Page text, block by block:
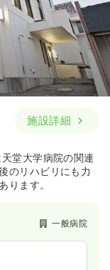
施設詳細
堂大学病院の関連
のリハビリにも力
ります。
一般病院